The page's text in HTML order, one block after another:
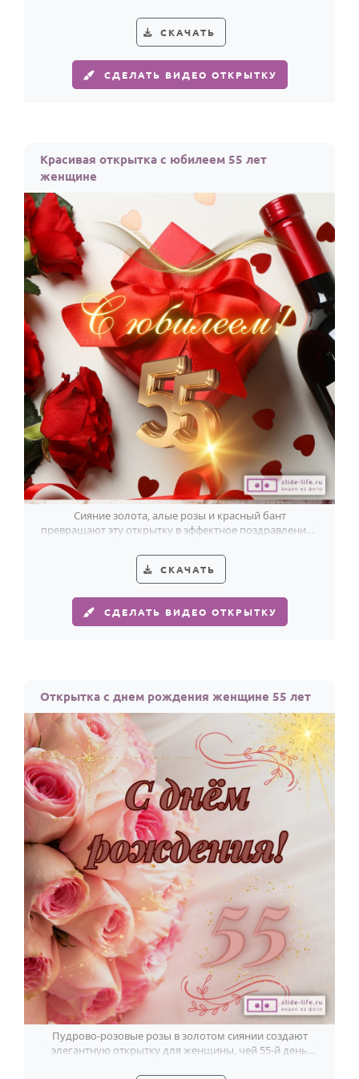
СКАЧАТЬ
СДЕЛАТЬ ВИДЕО ОТКРЫТКУ
Красивая открытка с юбилеем 55 лет
женщине
Сияние золота, алые розы и красный бант
превращают эту открытку в эффектное поздравление с
СКАЧАТЬ
СДЕЛАТЬ ВИДЕО ОТКРЫТКУ
Открытка с днем рождения женщине 55 лет
Пудрово-розовые розы в золотом сиянии создают
элегантную открытку для женщины, чей 55-й день